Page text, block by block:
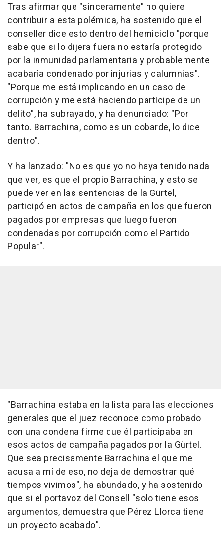
Tras afirmar que "sinceramente" no quiere
contribuir a esta polémica, ha sostenido que el
conseller dice esto dentro del hemiciclo "porque
sabe que si lo dijera fuera no estaría protegido
por la inmunidad parlamentaria y probablemente
acabaría condenado por injurias y calumnias".
"Porque me está implicando en un caso de
corrupción y me está haciendo partícipe de un
delito", ha subrayado, y ha denunciado: "Por
tanto. Barrachina, como es un cobarde, lo dice
dentro".
Y ha lanzado: "No es que yo no haya tenido nada
que ver, es que el propio Barrachina, y esto se
puede ver en las sentencias de la Gürtel,
participó en actos de campaña en los que fueron
pagados por empresas que luego fueron
condenadas por corrupción como el Partido
Popular".
"Barrachina estaba en la lista para las elecciones
generales que el juez reconoce como probado
con una condena firme que él participaba en
esos actos de campaña pagados por la Gürtel.
Que sea precisamente Barrachina el que me
acusa a mí de eso, no deja de demostrar qué
tiempos vivimos", ha abundado, y ha sostenido
que si el portavoz del Consell "solo tiene esos
argumentos, demuestra que Pérez Llorca tiene
un proyecto acabado".